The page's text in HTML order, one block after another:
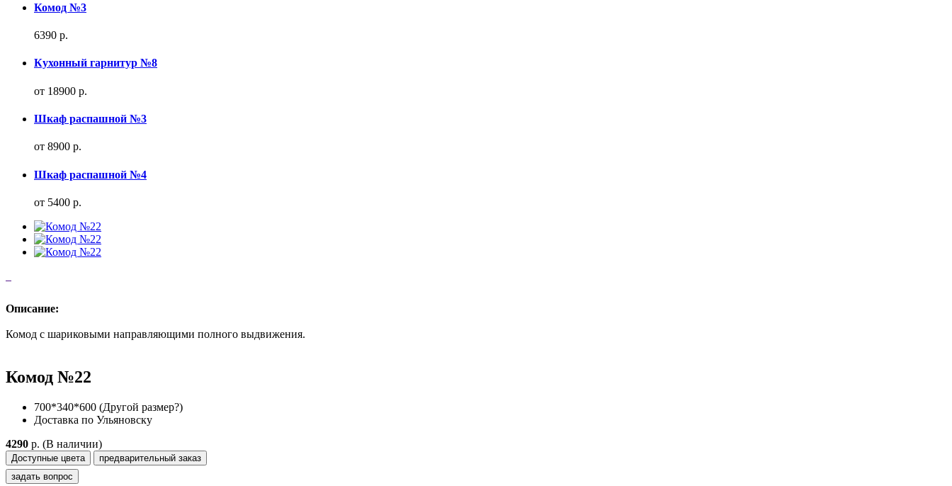
Комод №3
6390 р.
Кухонный гарнитур №8
от 18900 р.
Шкаф распашной №3
от 8900 р.
Шкаф распашной №4
от 5400 р.
Описание:
Комод с шариковыми направляющими полного выдвижения.
Комод №22
700*340*600 (Другой размер?)
Доставка по Ульяновску
4290 p. (В наличии)
Доступные цвета
предварительный заказ
задать вопрос